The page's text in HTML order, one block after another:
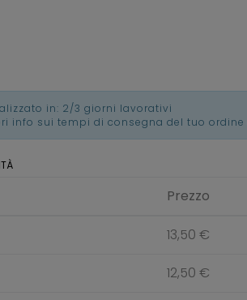
in: 2/3 giorni lavorativi
info sui tempi di consegna del tuo ordine
Prezzo
13,50 €
12,50 €